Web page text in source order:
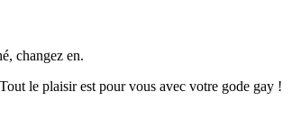
changez en.
le plaisir est pour vous avec votre gode gay !